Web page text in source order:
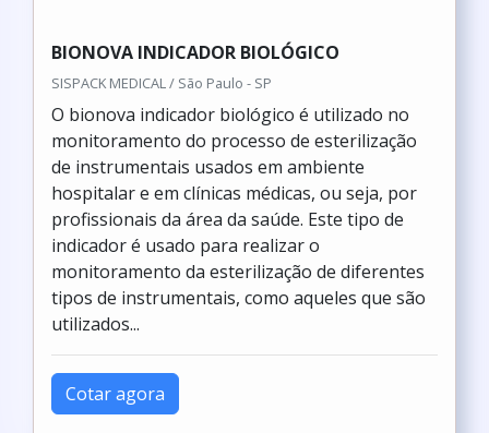
BIONOVA INDICADOR BIOLÓGICO
SISPACK MEDICAL / São Paulo - SP
O bionova indicador biológico é utilizado no
monitoramento do processo de esterilização
de instrumentais usados em ambiente
hospitalar e em clínicas médicas, ou seja, por
profissionais da área da saúde. Este tipo de
indicador é usado para realizar o
monitoramento da esterilização de diferentes
tipos de instrumentais, como aqueles que são
utilizados...
Cotar agora